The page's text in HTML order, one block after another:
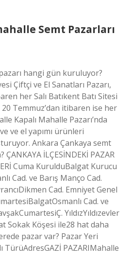
Semt Pazarları
hangi gün kuruluyor?
Çiftçi ve El Sanatları Pazarı,
her Salı Batıkent Batı Sitesi
20 Temmuz’dan itibaren ise her
Kapalı Mahalle Pazarı’nda
ve el yapımı ürünleri
Ankara Çankaya semt
İLÇESİNDEKİ PAZAR
Cuma KurulduBalgat Kurucu
Cad. ve Barış Manço Cad.
Cad. Emniyet Genel
Cad. ve
YıldızYıldızevler
Sokak Köşesi ile28 hat daha
pazar var? Pazar Yeri
TürüAdresGAZİ PAZARIMahalle